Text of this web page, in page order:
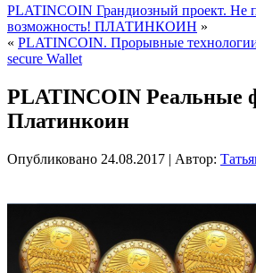
PLATINCOIN Грандиозный проект. Не
возможность! ПЛАТИНКОИН »
« PLATINCOIN. Прорывные
secure Wallet
PLATINCOIN Реальные
Платинкоин
Опубликовано 24.08.2017 | Автор: